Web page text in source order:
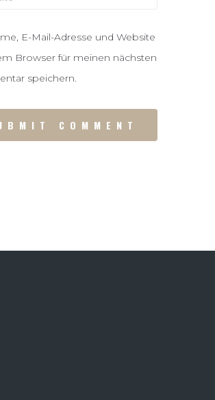
E-Mail-Adresse und Website
Browser für meinen nächsten
speichern.